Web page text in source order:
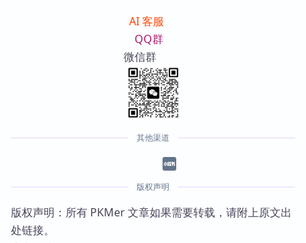
AI 客服
QQ群
微信群
其他渠道
版权声明
版权声明：所有 PKMer 文章如果需要转载，请附上原文出
处链接。